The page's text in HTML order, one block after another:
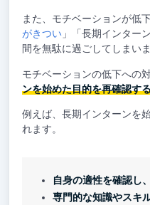
また、モチベーションが低
がきつい」「長期インター
間を無駄に過ごしてしまいま
モチベーションの低下への
ンを始めた目的を再確認す
例えば、長期インターンを
れます。
自身の適性を確認し
専門的な知識やスキ